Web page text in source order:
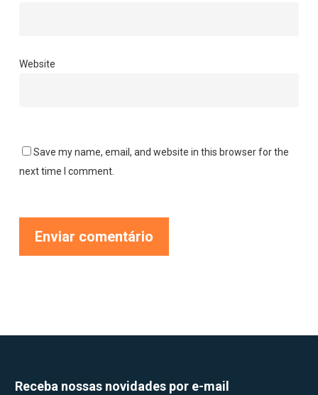
Website
Save my name, email, and website in this browser for the
next time I comment.
Receba nossas novidades por e-mail